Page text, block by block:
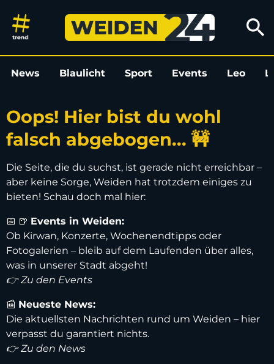
Oops! Hier bist du wohl falsch
search
News Blaulicht Sport Events Leo
Oops! Hier bist du wohl
falsch abgebogen... 🚧
Die Seite, die du suchst, ist gerade nicht erreichbar –
aber keine Sorge, Weiden hat trotzdem einiges zu
bieten! Schau doch mal hier:
📅 🍺 Events in Weiden:
Ob Kirwan, Konzerte, Wochenendtipps oder
Fotogalerien – bleib auf dem Laufenden über alles,
was in unserer Stadt abgeht!
👉 Zu den Events
📰 Neueste News:
Die aktuellsten Nachrichten rund um Weiden – hier
verpasst du garantiert nichts.
👉 Zu den News